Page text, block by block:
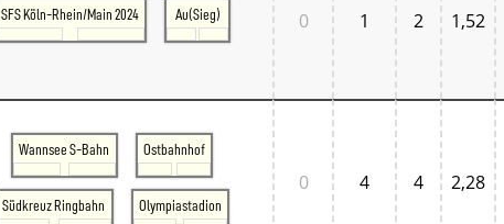
SFS Köln-Rhein/Main 2024 Au(Sieg) 0 1 2 1,52
Wannsee S-Bahn Ostbahnhof
Südkreuz Ringbahn Olympiastadion
0 4 4 2,28